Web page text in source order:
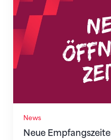
News
Neue